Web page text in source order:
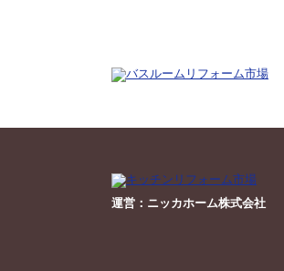
運営：ニッカホーム株式会社